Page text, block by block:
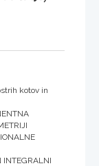
kotov in
INTEGRALNI